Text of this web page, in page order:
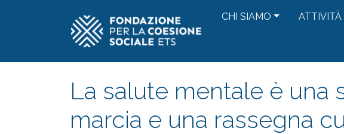
CHI SIAMO
ATTIVITÀ
La salute mentale è una
marcia e una rassegna